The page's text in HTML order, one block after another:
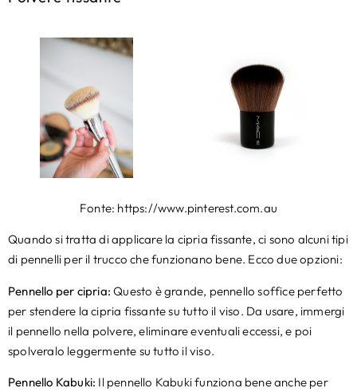
Fonte: https://www.pinterest.com.au
Quando si tratta di applicare la cipria fissante, ci sono alcuni tipi
di pennelli per il trucco che funzionano bene. Ecco due opzioni:
Pennello per cipria:Questo è grande, pennello soffice perfetto
per stendere la cipria fissante su tutto il viso. Da usare, immergi
il pennello nella polvere, eliminare eventuali eccessi, e poi
spolveralo leggermente su tutto il viso.
Pennello Kabuki: Il pennello Kabuki funziona bene anche per